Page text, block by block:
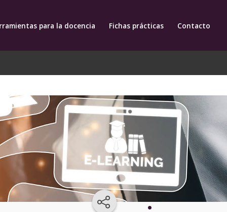
para la docencia Fichas prácticas Contacto